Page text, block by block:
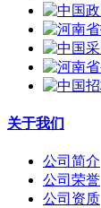
关于我们
公司简介
公司荣誉
公司资质